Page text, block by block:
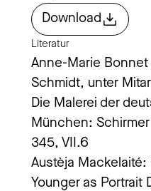
Download
Literatur
Anne-Marie
Schmidt, unter
Die Malerei der
München:
345, VII.6
Austèja
Younger as Portrait